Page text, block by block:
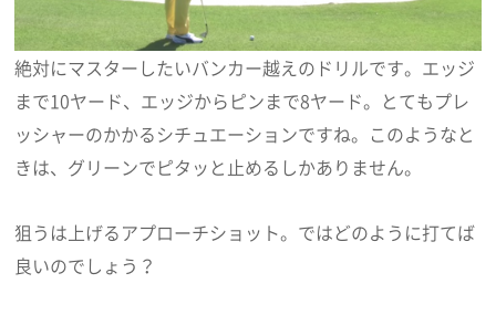
絶対にマスターしたいバンカー越えのドリルです。エッジ
まで10ヤード、エッジからピンまで8ヤード。とてもプレ
ッシャーのかかるシチュエーションですね。このようなと
きは、グリーンでピタッと止めるしかありません。
狙うは上げるアプローチショット。ではどのように打てば
良いのでしょう？